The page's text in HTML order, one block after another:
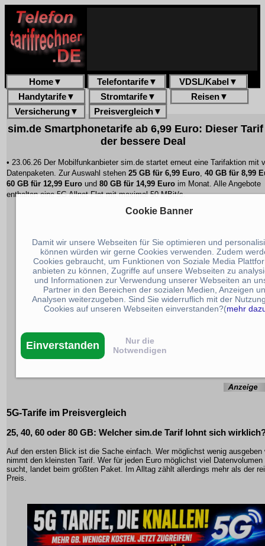
Home▼ Telefontarife▼ VDSL/Kabel ▼
Handytarife▼ Stromtarife▼ Reisen▼
Versicherung▼ Preisvergleich▼
sim.de Smartphonetarife ab 6,99 Euro: Dieser
der bessere Deal
• 23.06.26 Der Mobilfunkanbieter sim.de startet erneut eine Tarifaktion mit
Datenpaketen. Zur Auswahl stehen 25 GB für 6,99 Euro, 40 GB für 8,99
60 GB für 12,99 Euro und 80 GB für 14,99 Euro im Monat. Alle Angebote
enthalten eine 5G Allnet Flat mit maximal 50 MBit/s.
5G-Tarife im Preisvergleich
25, 40, 60 oder 80 GB: Welcher sim.de Tarif lohnt sich
Auf den ersten Blick ist die Sache einfach. Wer möglichst wenig ausgeben
nimmt den kleinsten Tarif. Wer für jeden Euro möglichst viel Datenvolumen
sucht, landet beim größten Paket. Im Alltag zählt allerdings mehr als der
Preis.
Cookie Banner
Damit wir unsere Webseiten für Sie optimieren und
können würden wir gerne Cookies verwenden. Zudem
Cookies gebraucht, um Funktionen von Soziale Media
anbieten zu können, Zugriffe auf unsere Webseiten zu
und Informationen zur Verwendung unserer Webseiten an
Partner in den Bereichen der sozialen Medien, Anzeigen
Analysen weiterzugeben. Sind Sie widerruflich mit der
Cookies auf unseren Webseiten einverstanden?(mehr
Einverstanden
Nur die
Notwendigen